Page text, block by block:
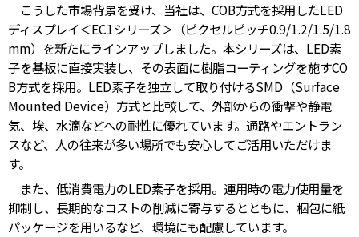
こうした市場背景を受け、当社は、COB方式を採用したLED
ディスプレイ＜EC1シリーズ＞（ピクセルピッチ0.9/1.2/1.5/1.8
mm）を新たにラインアップしました。本シリーズは、LED素
子を基板に直接実装し、その表面に樹脂コーティングを施すCO
B方式を採用。LED素子を独立して取り付けるSMD（Surface
Mounted Device）方式と比較して、外部からの衝撃や静電
気、埃、水滴などへの耐性に優れています。通路やエントラン
スなど、人の往来が多い場所でも安心してご活用いただけま
す。
また、低消費電力のLED素子を採用。運用時の電力使用量を
抑制し、長期的なコストの削減に寄与するとともに、梱包に紙
パッケージを用いるなど、環境にも配慮しています。